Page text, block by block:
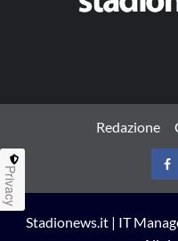
Redazione
Stadionews.it | IT
Privacy